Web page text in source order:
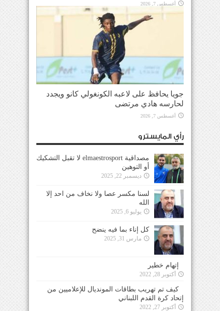
أغسطس 7, 2026
جويا يحافظ على لاعبه الكونغولي كانو ويجدد
لحارسه هادي مرتضى
أغسطس 7, 2026
رأي المايسترو
مصداقية elmaestrosport لا تقبل التشكيك
أو التوهين
ديسمبر 22, 2025
لسنا مكسر عصا ولا نخاف من احد إلا
الله
يوليو 6, 2025
كل إناء بما فيه ينضح
مارس 31, 2025
إتهام خطير
أكتوبر 28, 2022
كيف تم تهريب بطاقات المونديال للإعلاميين من
إتحاد كرة القدم اللبناني
أكتوبر 27, 2022